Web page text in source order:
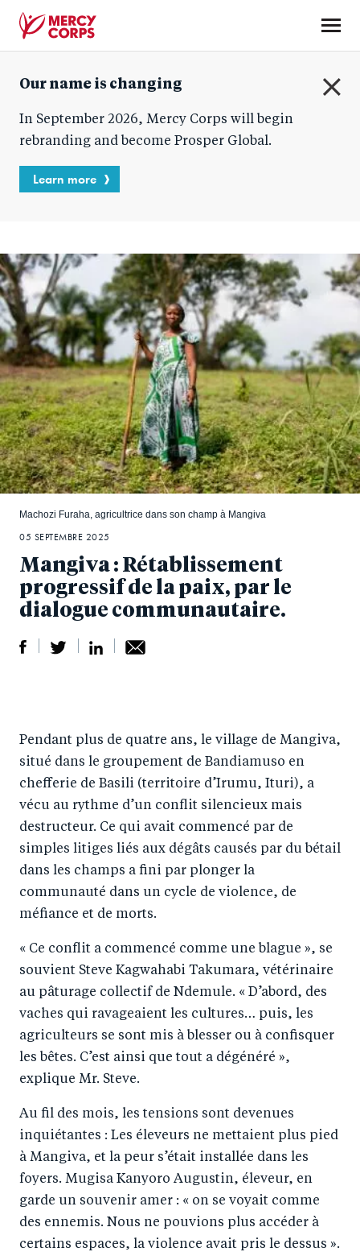
content
Corps
Our name is changing
In September 2026, Mercy Corps will begin
rebranding and become Prosper Global.
Learn more
Mangiva : Rétablissement
progressif de la paix, par le
dialogue communautaire.
Machozi Furaha, agricultrice dans son champ à Mangiva
r
e
n
F
a
c
e
o
o
k
e
o
wi
tt
er
r
e
Li
n
k
e
I
n
by
e
ail
05 SEPTEMBRE 2025
Pendant plus de quatre ans, le village de Mangiva,
situé dans le groupement de Bandiamuso en
chefferie de Basili (territoire d’Irumu, Ituri), a
vécu au rythme d’un conflit silencieux mais
destructeur. Ce qui avait commencé par de
simples litiges liés aux dégâts causés par du bétail
dans les champs a fini par plonger la
communauté dans un cycle de violence, de
méfiance et de morts.
« Ce conflit a commencé comme une blague », se
souvient Steve Kagwahabi Takumara, vétérinaire
au pâturage collectif de Ndemule. « D’abord, des
vaches qui ravageaient les cultures… puis, les
agriculteurs se sont mis à blesser ou à confisquer
les bêtes. C’est ainsi que tout a dégénéré »,
explique Mr. Steve.
Au fil des mois, les tensions sont devenues
inquiétantes : Les éleveurs ne mettaient plus pied
à Mangiva, et la peur s’était installée dans les
foyers. Mugisa Kanyoro Augustin, éleveur, en
garde un souvenir amer : « on se voyait comme
des ennemis. Nous ne pouvions plus accéder à
certains espaces, la violence avait pris le dessus ».